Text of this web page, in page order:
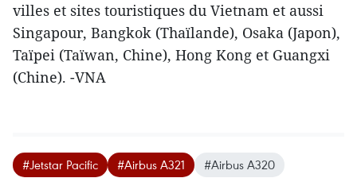
villes et sites touristiques du Vietnam et aussi
Singapour, Bangkok (Thaïlande), Osaka (Japon),
Taïpei (Taïwan, Chine), Hong Kong et Guangxi
(Chine). -VNA
#Jetstar Pacific #Airbus A321 #Airbus A320